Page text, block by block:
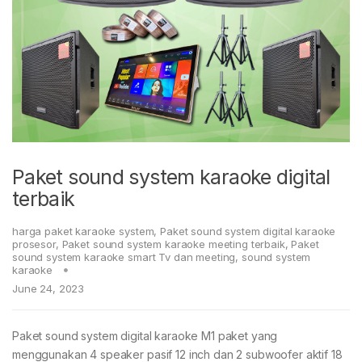
Paket sound system karaoke digital
terbaik
harga paket karaoke system, Paket sound system digital karaoke
prosesor, Paket sound system karaoke meeting terbaik, Paket
sound system karaoke smart Tv dan meeting, sound system
karaoke
June 24, 2023
Paket sound system digital karaoke M1 paket yang
menggunakan 4 speaker pasif 12 inch dan 2 subwoofer aktif 18